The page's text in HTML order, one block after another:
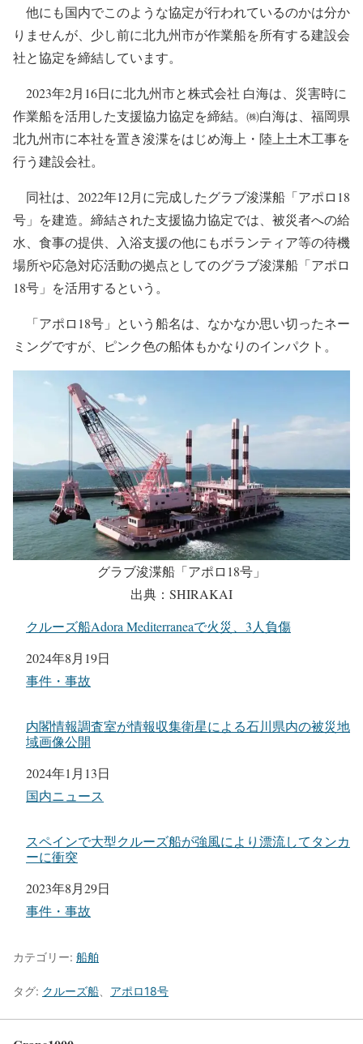
日本でも大規模災害に対して準備が必
要
日本も世界有数の地震大国であり、災害時の支援として
クルーズ船などの船舶を活用した準備が必要かもしれませ
ん。船内で長期間生活が可能なクルーズ船は、災害時でも
使用可能な岸壁があれば係留するだけで迅速に支援が可能
という点では最も効果的な船舶と言えそうです。他にも病
院船という船がありますが、国内には専用船としての病院
船はおらず、緊急時には既存船を病院船として活用する方
針。
北九州市と白海が支援協力協定を締結
他にも国内でこのような協定が行われているのかは分か
社と協定を締結しています。
2023年2月16日に北九州市と株式会社 白海は、災害時に
作業船を活用した支援協力協定を締結。㈱白海は、福岡県
北九州市に本社を置き浚渫をはじめ海上・陸上土木工事を
行う建設会社。
同社は、2022年12月に完成したグラブ浚渫船「アポロ18
号」を建造。締結された支援協力協定では、被災者への給
水、食事の提供、入浴支援の他にもボランティア等の待機
場所や応急対応活動の拠点としてのグラブ浚渫船「アポロ
「アポロ18号」という船名は、なかなか思い切ったネー
ミングですが、ピンク色の船体もかなりのインパクト。
グラブ浚渫船「アポロ18号」
クルーズ船Adora Mediterraneaで火災、3人負傷
日付
2024年8月19日